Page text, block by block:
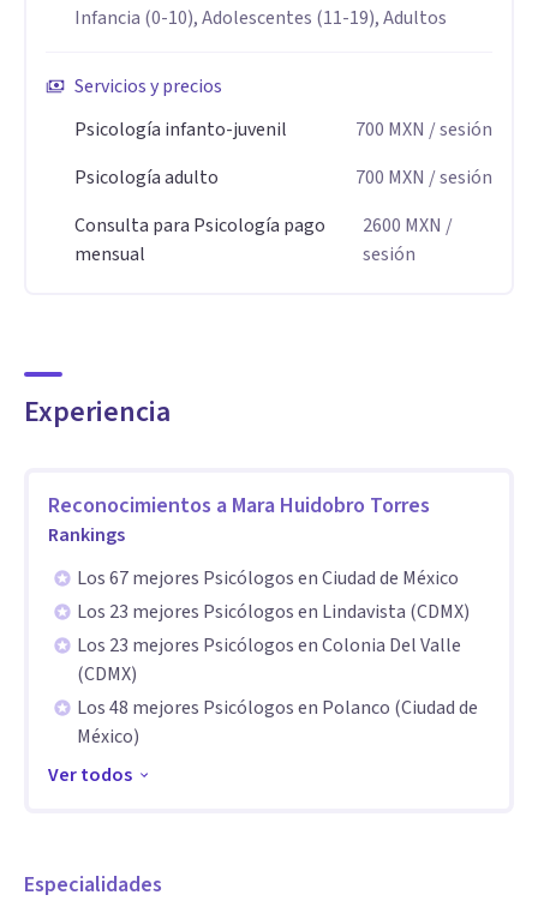
Si estás buscando apoyo para tu hijo(a) o para ti, y quieres
estaré aquí para acompañarte.
adultos jóvenes.
conducta, conflictos familiares y situaciones como bullying
(acoso escolar) o experiencias de violencia.
prácticas y recursos creativos como la arteterapia, que
especialmente en niños y adolescentes.
Cuento con formación de posgrado (máster), lo que
respalda y fortalece mi práctica clínica, así como formación
en terapia de lenguaje, permitiéndome comprender de
forma más integral el desarrollo infantil y acompañar
Acompaño el desarrollo de habilidades socioemocionales y
Infancia (0-10), Adolescentes (11-19), Adultos
Servicios y precios
Psicología infanto-juvenil
700 MXN / sesión
Psicología adulto
700 MXN / sesión
Consulta para Psicología pago
mensual
2600 MXN /
sesión
Experiencia
Reconocimientos a Mara Huidobro Torres
Rankings
Los 67 mejores Psicólogos en Ciudad de México
Los 23 mejores Psicólogos en Lindavista (CDMX)
Los 23 mejores Psicólogos en Colonia Del Valle
(CDMX)
Los 48 mejores Psicólogos en Polanco (Ciudad de
México)
Ver todos
Especialidades